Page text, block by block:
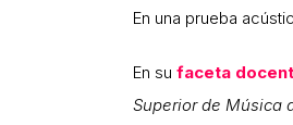
En una prueba
En su faceta
Superior de Música